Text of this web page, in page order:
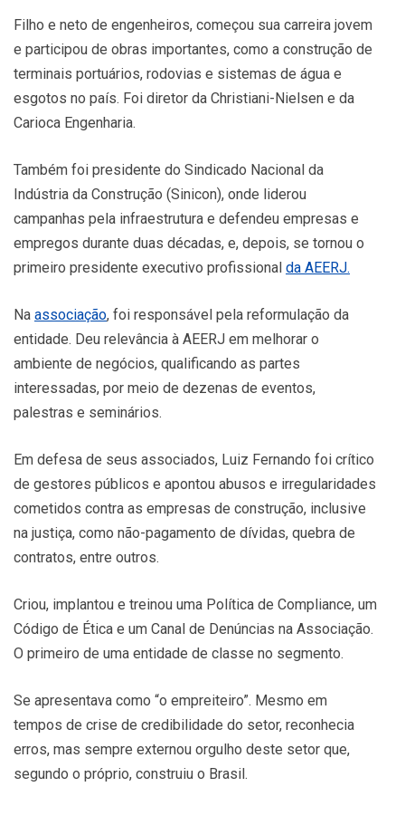
Filho e neto de engenheiros, começou sua carreira jovem
e participou de obras importantes, como a construção de
terminais portuários, rodovias e sistemas de água e
esgotos no país. Foi diretor da Christiani-Nielsen e da
Carioca Engenharia.
Também foi presidente do Sindicado Nacional da
Indústria da Construção (Sinicon), onde liderou
campanhas pela infraestrutura e defendeu empresas e
empregos durante duas décadas, e, depois, se tornou o
primeiro presidente executivo profissional da AEERJ.
Na associação, foi responsável pela reformulação da
entidade. Deu relevância à AEERJ em melhorar o
ambiente de negócios, qualificando as partes
interessadas, por meio de dezenas de eventos,
palestras e seminários.
Em defesa de seus associados, Luiz Fernando foi crítico
de gestores públicos e apontou abusos e irregularidades
cometidos contra as empresas de construção, inclusive
na justiça, como não-pagamento de dívidas, quebra de
contratos, entre outros.
Criou, implantou e treinou uma Política de Compliance, um
Código de Ética e um Canal de Denúncias na Associação.
O primeiro de uma entidade de classe no segmento.
Se apresentava como “o empreiteiro”. Mesmo em
tempos de crise de credibilidade do setor, reconhecia
erros, mas sempre externou orgulho deste setor que,
segundo o próprio, construiu o Brasil.